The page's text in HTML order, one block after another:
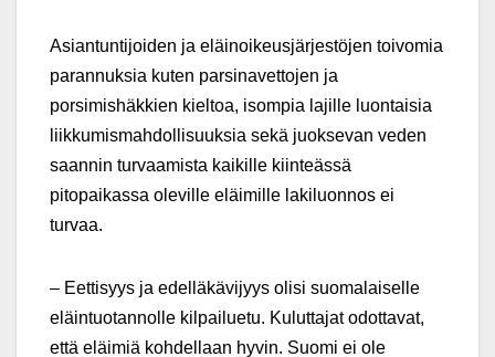
Asiantuntijoiden ja eläinoikeusjärjestöjen toivomia
parannuksia kuten parsinavettojen ja
porsimishäkkien kieltoa, isompia lajille luontaisia
liikkumismahdollisuuksia sekä juoksevan veden
saannin turvaamista kaikille kiinteässä
pitopaikassa oleville eläimille lakiluonnos ei
turvaa.
– Eettisyys ja edelläkävijyys olisi suomalaiselle
eläintuotannolle kilpailuetu. Kuluttajat odottavat,
että eläimiä kohdellaan hyvin. Suomi ei ole